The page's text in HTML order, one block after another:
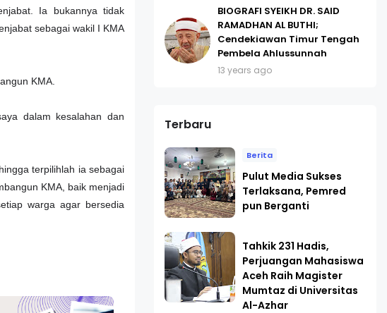
Ia bukannya tidak
sebagai wakil I KMA
KMA.
dalam kesalahan dan
terpilihlah ia sebagai
KMA, baik menjadi
warga agar bersedia
BIOGRAFI SYEIKH DR. SAID
RAMADHAN AL BUTHI;
Cendekiawan Timur Tengah
Pembela Ahlussunnah
13 years ago
Terbaru
Berita
Pulut Media Sukses
Terlaksana, Pemred
pun Berganti
Tahkik 231 Hadis,
Perjuangan Mahasiswa
Aceh Raih Magister
Mumtaz di Universitas
Al-Azhar